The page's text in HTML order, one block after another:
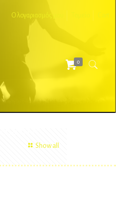
Ο λογαριασμός μου
0
Show all